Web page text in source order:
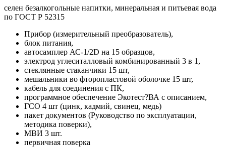
селен безалкогольные напитки, минеральная и питьевая вода
по ГОСТ Р 52315
Прибор (измерительный преобразователь),
блок питания,
автосамплер АС-1/2D на 15 образцов,
электрод углеситалловый комбинированный 3 в 1,
стеклянные стаканчики 15 шт,
мешальники во фторопластовой оболочке 15 шт,
кабель для соединения с ПК,
программное обеспечение Экотест?ВА с описанием,
ГСО 4 шт (цинк, кадмий, свинец, медь)
пакет документов (Руководство по эксплуатации,
методика поверки),
МВИ 3 шт.
первичная поверка